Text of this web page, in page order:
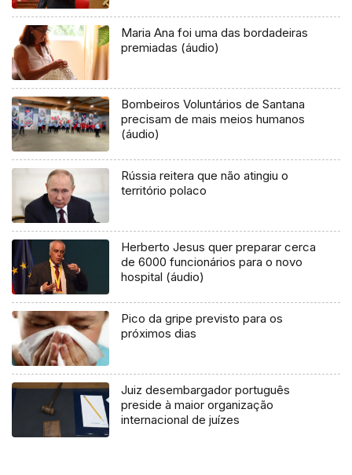
Maria Ana foi uma das bordadeiras
premiadas (áudio)
Bombeiros Voluntários de Santana
precisam de mais meios humanos
(áudio)
Rússia reitera que não atingiu o
território polaco
Herberto Jesus quer preparar cerca
de 6000 funcionários para o novo
hospital (áudio)
Pico da gripe previsto para os
próximos dias
Juiz desembargador português
preside à maior organização
internacional de juízes